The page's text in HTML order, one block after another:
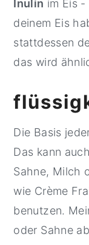
Inulin im Eis -
deinem Eis
stattdessen
das wird
Die Basis
Das kann
Sahne, Milch
wie Crème
benutzen.
oder Sahne